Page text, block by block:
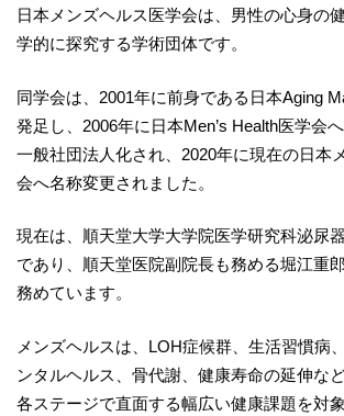
日本メンズヘルス医学会は、男性の心身の
学的に探究する学術団体です。
同学会は、2001年に前身である日本Aging
発足し、2006年に日本Men’s Health医学会
一般社団法人化され、2020年に現在の日本
会へ名称変更されました。
現在は、順天堂大学大学院医学研究科泌尿
であり、順天堂医院副院長も務める堀江重
務めています。
メンズヘルスは、LOH症候群、生活習慣病
ンタルヘルス、骨代謝、健康寿命の延伸な
各ステージで直面する幅広い健康課題を対